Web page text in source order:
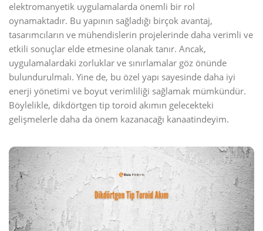
elektromanyetik uygulamalarda önemli bir rol
oynamaktadır. Bu yapının sağladığı birçok avantaj,
tasarımcıların ve mühendislerin projelerinde daha verimli ve
etkili sonuçlar elde etmesine olanak tanır. Ancak,
uygulamalardaki zorluklar ve sınırlamalar göz önünde
bulundurulmalı. Yine de, bu özel yapı sayesinde daha iyi
enerji yönetimi ve boyut verimliliği sağlamak mümkündür.
Böylelikle, dikdörtgen tip toroid akımın gelecekteki
gelişmelerle daha da önem kazanacağı kanaatindeyim.